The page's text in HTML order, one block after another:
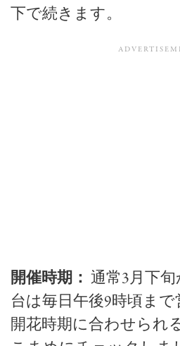
下で続きます。
開催時期： 通常3月下
台は毎日午後9時頃まで
開花時期に合わせられ